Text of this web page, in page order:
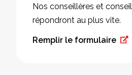
Nos conseillères et
répondront au plus vite.
Remplir le formulaire